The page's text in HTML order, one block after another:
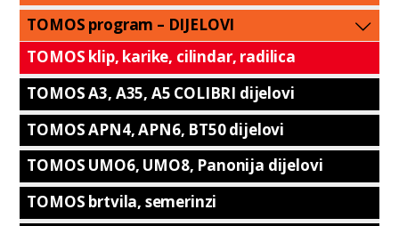
TOMOS program – DIJELOVI
TOMOS klip, karike, cilindar, radilica
TOMOS A3, A35, A5 COLIBRI dijelovi
TOMOS APN4, APN6, BT50 dijelovi
TOMOS UMO6, UMO8, Panonija dijelovi
TOMOS brtvila, semerinzi